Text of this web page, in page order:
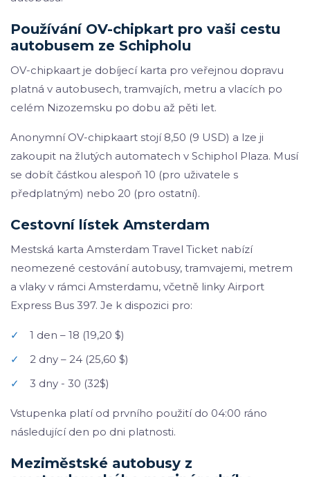
Používání OV-chipkart pro vaši cestu
autobusem ze Schipholu
OV-chipkaart je dobíjecí karta pro veřejnou dopravu
platná v autobusech, tramvajích, metru a vlacích po
celém Nizozemsku po dobu až pěti let.
Anonymní OV-chipkaart stojí 8,50 (9 USD) a lze ji
zakoupit na žlutých automatech v Schiphol Plaza. Musí
se dobít částkou alespoň 10 (pro uživatele s
předplatným) nebo 20 (pro ostatní).
Cestovní lístek Amsterdam
Mestská karta Amsterdam Travel Ticket nabízí
neomezené cestování autobusy, tramvajemi, metrem
a vlaky v rámci Amsterdamu, včetně linky Airport
Express Bus 397. Je k dispozici pro:
✓
1 den – 18 (19,20 $)
✓
2 dny – 24 (25,60 $)
✓
3 dny - 30 (32$)
Vstupenka platí od prvního použití do 04:00 ráno
následující den po dni platnosti.
Meziměstské autobusy z